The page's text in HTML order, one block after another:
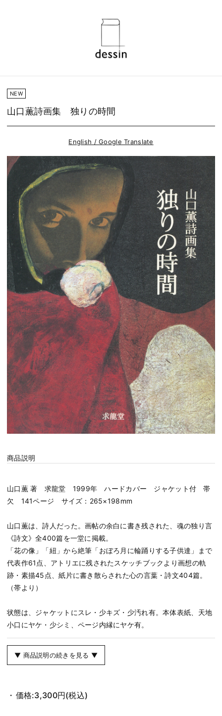
NEW
山口薫詩画集 独りの時間
English / Google Translate
商品説明
山口薫 著 求龍堂 1999年 ハードカバー ジャケット付 帯
欠 141ページ サイズ：265×198mm
山口薫は、詩人だった。画帖の余白に書き残された、魂の独り言
《詩文》全400篇を一堂に掲載。
「花の像」「紐」から絶筆「おぼろ月に輪踊りする子供達」まで
代表作61点、アトリエに残されたスケッチブックより画想の軌
跡・素描45点、紙片に書き散らされた心の言葉・詩文404篇。
（帯より）
状態は、ジャケットにスレ・少キズ・少汚れ有。本体表紙、天地
小口にヤケ・少シミ、ページ内縁にヤケ有。
▼ 商品説明の続きを見る ▼
価格:3,300円(税込)